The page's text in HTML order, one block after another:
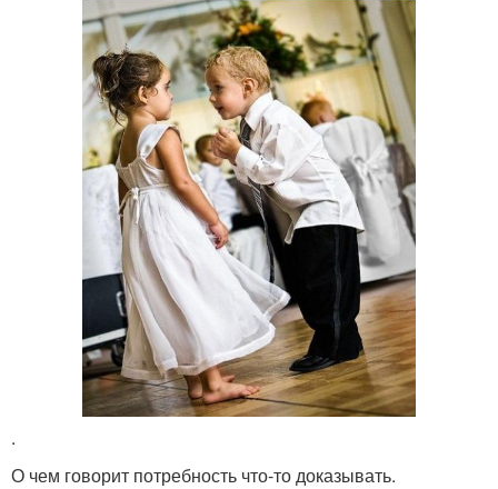
.
О чем говорит потребность что-то доказывать.